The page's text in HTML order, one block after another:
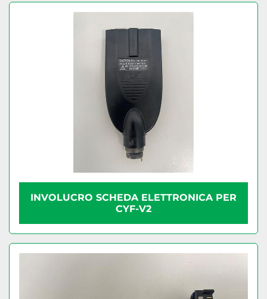
INVOLUCRO SCHEDA ELETTRONICA PER
CYF-V2